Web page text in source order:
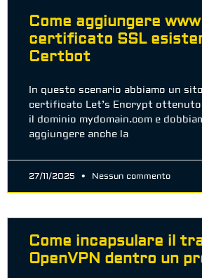
Come aggiungere
certificato SSL
Certbot
In questo scenario abbiamo un
certificato Let’s Encrypt
il dominio mydomain.com e
aggiungere anche la
27/11/2025 Nessun commento
Come incapsulare il
OpenVPN dentro un